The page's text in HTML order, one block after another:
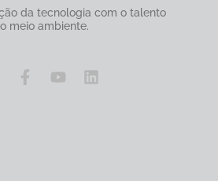
da tecnologia com o talento
meio ambiente.